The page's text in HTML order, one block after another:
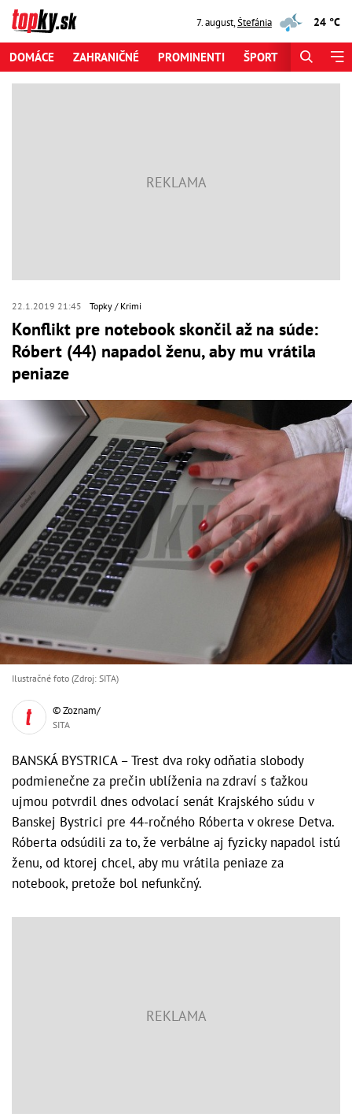
7. august,Štefánia 24 °C
DOMÁCE ZAHRANIČNÉ PROMINENTI ŠPORT
22.1.2019 21:45 Topky Krimi
Konflikt pre notebook skončil až na súde:
Róbert (44) napadol ženu, aby mu vrátila
peniaze
Ilustračné foto (Zdroj: SITA)
© Zoznam/
SITA
BANSKÁ BYSTRICA – Trest dva roky odňatia slobody
podmienečne za prečin ublíženia na zdraví s ťažkou
ujmou potvrdil dnes odvolací senát Krajského súdu v
Banskej Bystrici pre 44-ročného Róberta v okrese Detva.
Róberta odsúdili za to, že verbálne aj fyzicky napadol istú
ženu, od ktorej chcel, aby mu vrátila peniaze za
notebook, pretože bol nefunkčný.